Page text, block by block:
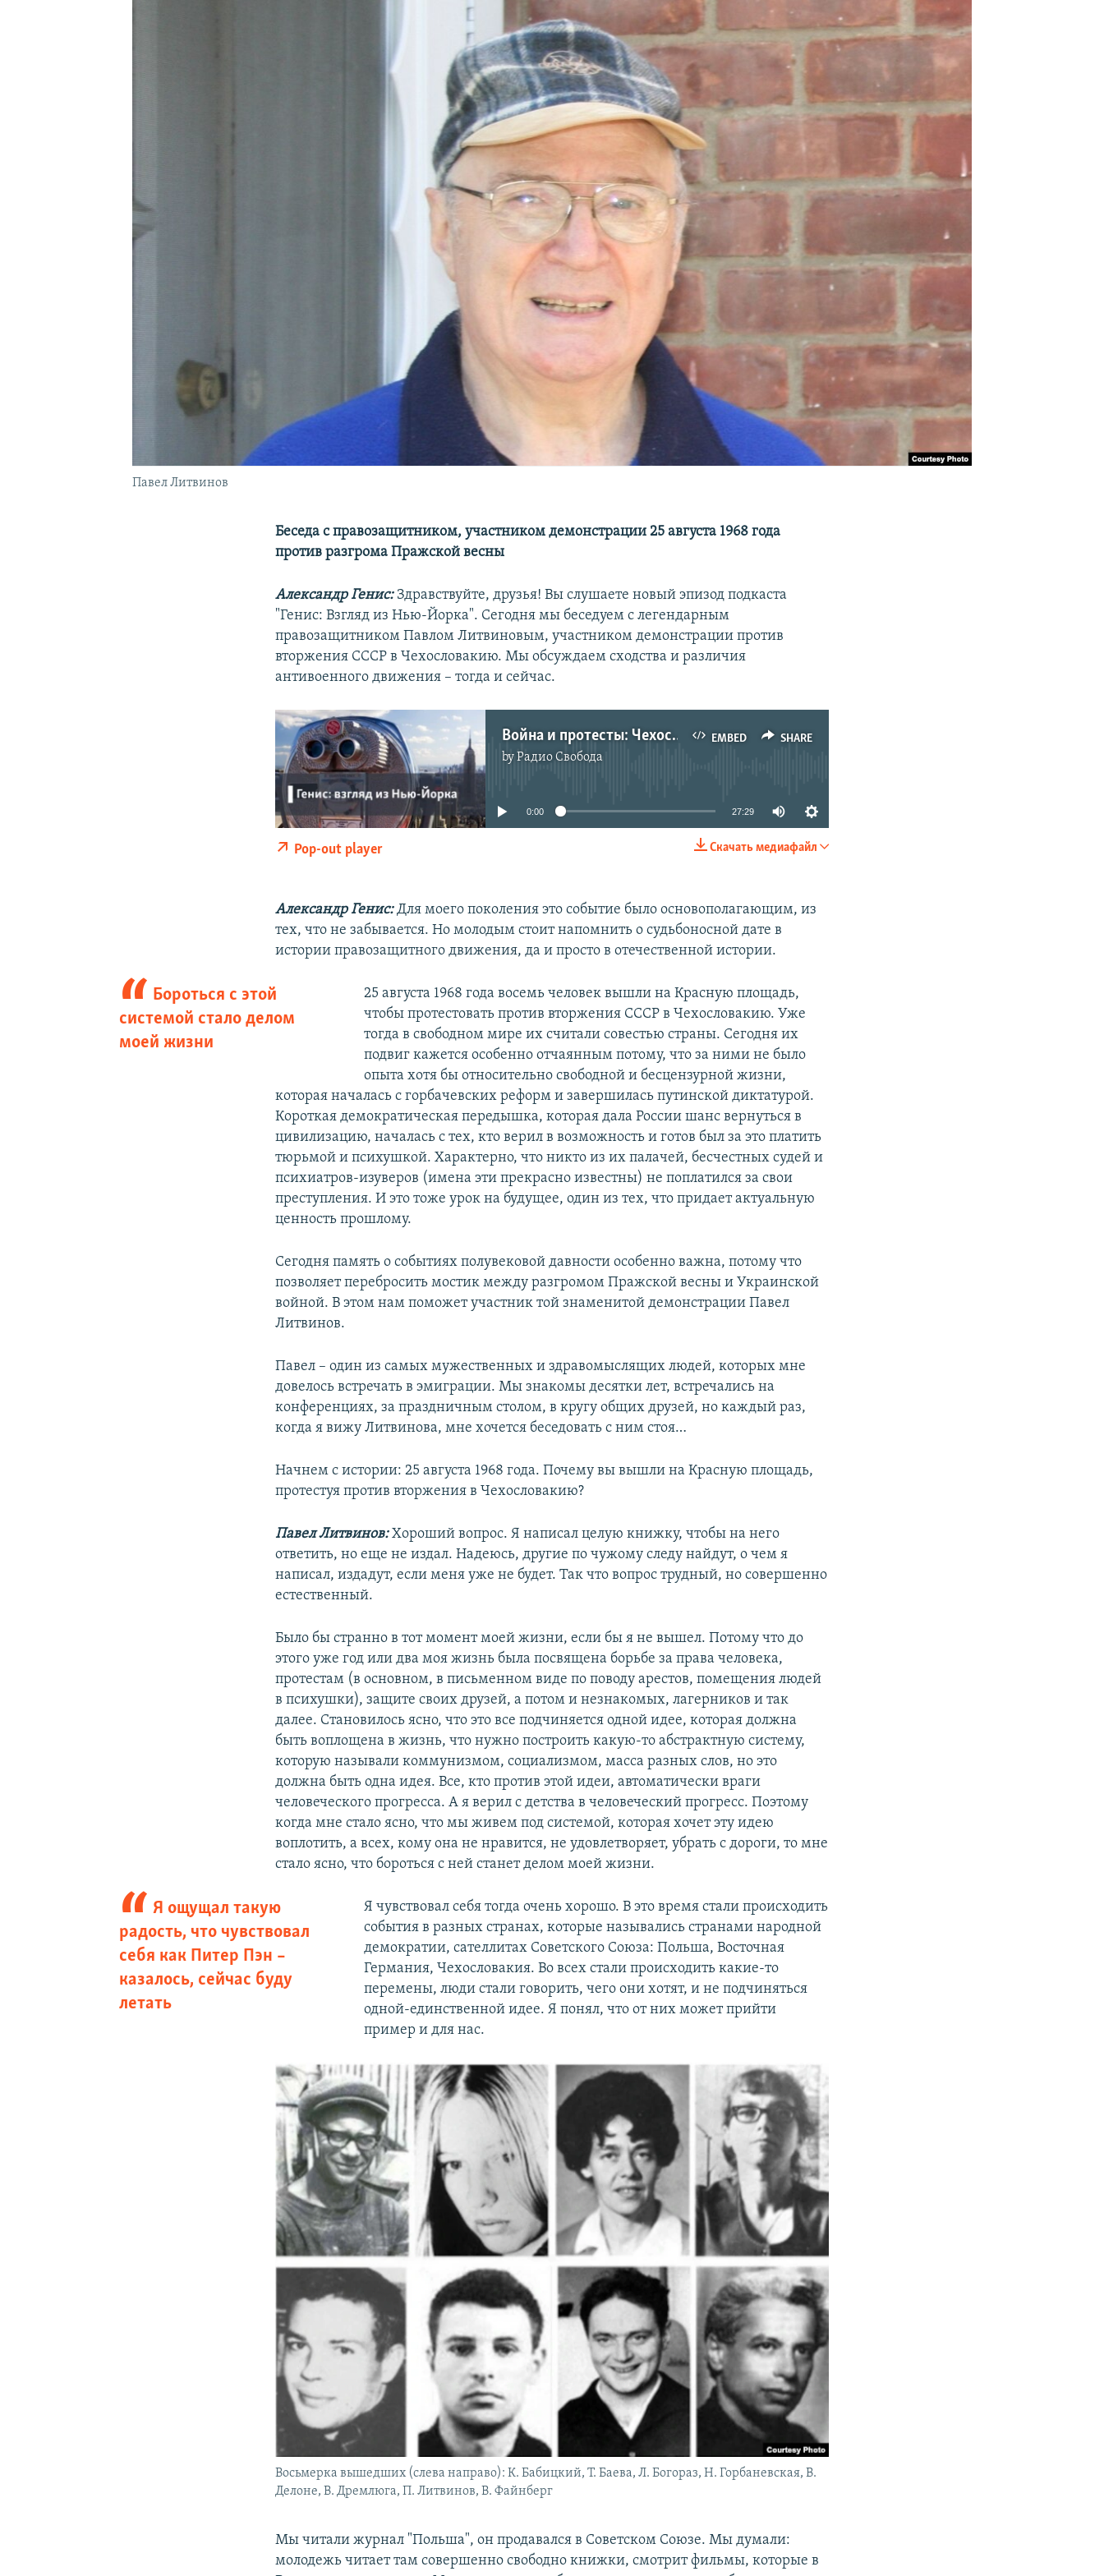
Павел Литвинов
Беседа с правозащитником, участником демонстрации 25 августа 1968 года
против разгрома Пражской весны
Александр Генис: Здравствуйте, друзья! Вы слушаете новый эпизод подкаста
"Генис: Взгляд из Нью-Йорка". Сегодня мы беседуем с легендарным
правозащитником Павлом Литвиновым, участником демонстрации против
вторжения СССР в Чехословакию. Мы обсуждаем сходства и различия
антивоенного движения – тогда и сейчас.
EMBED SHARE
Война и протесты: Чехословакия-1968 и Украина-2022
byРадио Свобода
SHARE
No media source currently available
0:00 27:29
Скачать медиафайл
Pop-out player
Александр Генис:Для моего поколения это событие было основополагающим, из
тех, что не забывается. Но молодым стоит напомнить о судьбоносной дате в
истории правозащитного движения, да и просто в отечественной истории.
Бороться с этой
системой стало делом
моей жизни
25 августа 1968 года восемь человек вышли на Красную площадь,
чтобы протестовать против вторжения СССР в Чехословакию. Уже
тогда в свободном мире их считали совестью страны. Сегодня их
подвиг кажется особенно отчаянным потому, что за ними не было
опыта хотя бы относительно свободной и бесцензурной жизни,
которая началась с горбачевских реформ и завершилась путинской диктатурой.
Короткая демократическая передышка, которая дала России шанс вернуться в
цивилизацию, началась с тех, кто верил в возможность и готов был за это платить
тюрьмой и психушкой. Характерно, что никто из их палачей, бесчестных судей и
психиатров-изуверов (имена эти прекрасно известны) не поплатился за свои
преступления. И это тоже урок на будущее, один из тех, что придает актуальную
ценность прошлому.
Сегодня память о событиях полувековой давности особенно важна, потому что
позволяет перебросить мостик между разгромом Пражской весны и Украинской
войной. В этом нам поможет участник той знаменитой демонстрации Павел
Литвинов.
Павел – один из самых мужественных и здравомыслящих людей, которых мне
довелось встречать в эмиграции. Мы знакомы десятки лет, встречались на
конференциях, за праздничным столом, в кругу общих друзей, но каждый раз,
когда я вижу Литвинова, мне хочется беседовать с ним стоя…
Начнем с истории: 25 августа 1968 года. Почему вы вышли на Красную площадь,
протестуя против вторжения в Чехословакию?
Павел Литвинов:Хороший вопрос. Я написал целую книжку, чтобы на него
ответить, но еще не издал. Надеюсь, другие по чужому следу найдут, о чем я
написал, издадут, если меня уже не будет. Так что вопрос трудный, но совершенно
естественный.
Было бы странно в тот момент моей жизни, если бы я не вышел. Потому что до
этого уже год или два моя жизнь была посвящена борьбе за права человека,
протестам (в основном, в письменном виде по поводу арестов, помещения людей
в психушки), защите своих друзей, а потом и незнакомых, лагерников и так
далее. Становилось ясно, что это все подчиняется одной идее, которая должна
быть воплощена в жизнь, что нужно построить какую-то абстрактную систему,
которую называли коммунизмом, социализмом, масса разных слов, но это
должна быть одна идея. Все, кто против этой идеи, автоматически враги
человеческого прогресса. А я верил с детства в человеческий прогресс. Поэтому
когда мне стало ясно, что мы живем под системой, которая хочет эту идею
воплотить, а всех, кому она не нравится, не удовлетворяет, убрать с дороги, то мне
стало ясно, что бороться с ней станет делом моей жизни.
Я ощущал такую
радость, что чувствовал
себя как Питер Пэн –
казалось, сейчас буду
летать
Я чувствовал себя тогда очень хорошо. В это время стали происходить
события в разных странах, которые назывались странами народной
демократии, сателлитах Советского Союза: Польша, Восточная
Германия, Чехословакия. Во всех стали происходить какие-то
перемены, люди стали говорить, чего они хотят, и не подчиняться
одной-единственной идее. Я понял, что от них может прийти
пример и для нас.
Восьмерка вышедших (слева направо): К. Бабицкий, Т. Баева, Л. Богораз, Н. Горбаневская, В.
Делоне, В. Дремлюга, П. Литвинов, В. Файнберг
Мы читали журнал "Польша", он продавался в Советском Союзе. Мы думали:
молодежь читает там совершенно свободно книжки, смотрит фильмы, которые в